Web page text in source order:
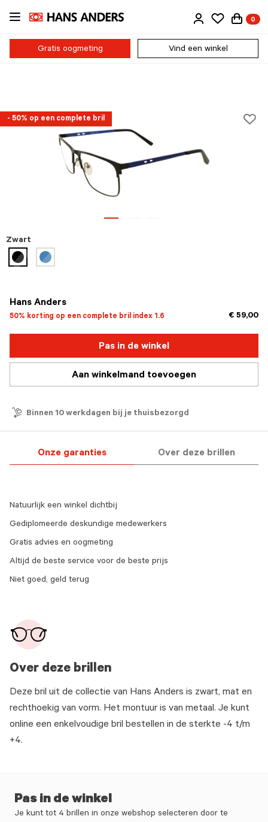
Ga
naar
inhoud
0
Gratis oogmeting Vind een winkel
- 50% op een complete bril
Hans Anders
50% korting op een complete bril index 1.6 € 59,00
Zwart
geselecteerd
Pas in de winkel
Aan winkelmand toevoegen
Binnen 10 werkdagen bij je thuisbezorgd
Onze garanties Over deze brillen
Over deze brillen
Deze bril uit de collectie van Hans Anders is zwart, mat en
rechthoekig van vorm. Het montuur is van metaal. Je kunt
online een enkelvoudige bril bestellen in de sterkte -4 t/m
+4.
Natuurlijk een winkel dichtbij
Gediplomeerde deskundige medewerkers
Gratis advies en oogmeting
Altijd de beste service voor de beste prijs
Niet goed, geld terug
Pas in de winkel
Je kunt tot 4 brillen in onze webshop selecteren door te